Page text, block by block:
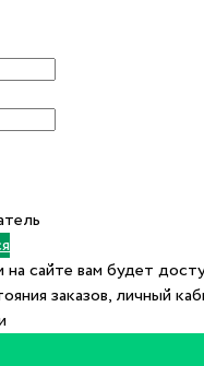
сайте вам будет
заказов, личный